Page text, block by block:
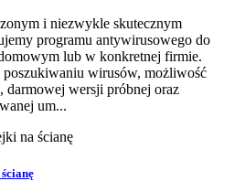
i niezwykle skutecznym
programu antywirusowego do
lub w konkretnej firmie.
wirusów, możliwość
wersji próbnej oraz
um...